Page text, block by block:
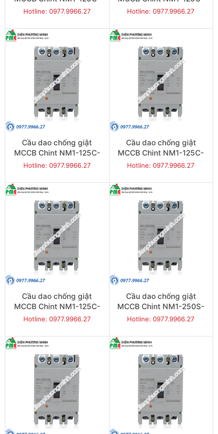
50 20KA 3P
Hotline: 0977.9966.27
63 20KA 3P
Hotline: 0977.9966.27
Cầu dao chống giật
MCCB Chint NM1-125C-
80 20KA 3P
Hotline: 0977.9966.27
Cầu dao chống giật
MCCB Chint NM1-125C-
100 20KA 3P
Hotline: 0977.9966.27
Cầu dao chống giật
MCCB Chint NM1-125C-
125 20KA 3P
Hotline: 0977.9966.27
Cầu dao chống giật
MCCB Chint NM1-250S-
160 25KA 3P
Hotline: 0977.9966.27